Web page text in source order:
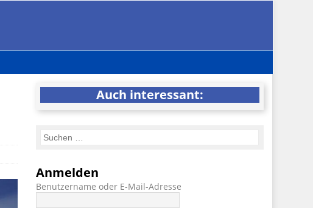
Auch interessant:
Anmelden
Benutzername oder E-Mail-Adresse